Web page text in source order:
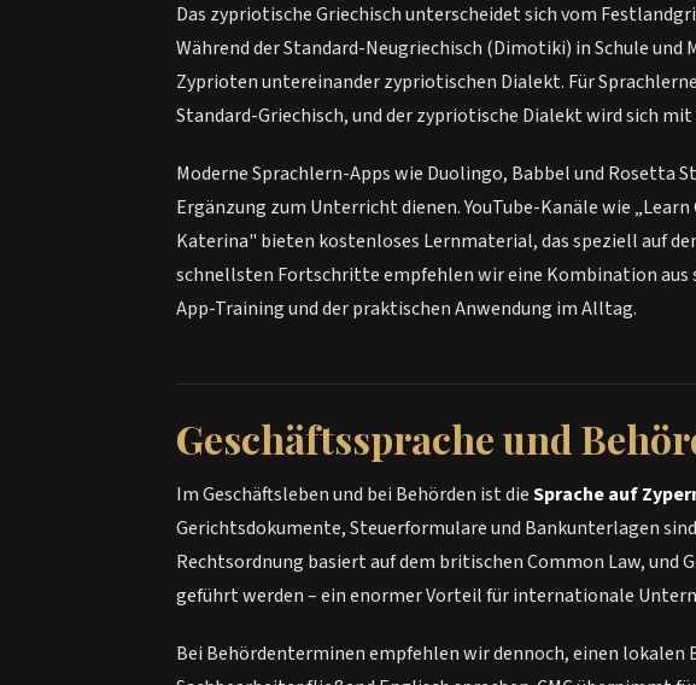
Das zypriotische Griechisch unterscheidet sich vom
Während der Standard-Neugriechisch (Dimotiki) in Schule und
Zyprioten untereinander zypriotischen Dialekt. Für
Standard-Griechisch, und der zypriotische Dialekt wird sich
Moderne Sprachlern-Apps wie Duolingo, Babbel und Rosetta
Ergänzung zum Unterricht dienen. YouTube-Kanäle wie
Katerina" bieten kostenloses Lernmaterial, das speziell auf
schnellsten Fortschritte empfehlen wir eine Kombination
App-Training und der praktischen Anwendung im Alltag.
Geschäftssprache und
Im Geschäftsleben und bei Behörden ist dieSprache auf
Gerichtsdokumente, Steuerformulare und Bankunterlagen
Rechtsordnung basiert auf dem britischen Common Law, und
geführt werden – ein enormer Vorteil für internationale
Bei Behördenterminen empfehlen wir dennoch, einen